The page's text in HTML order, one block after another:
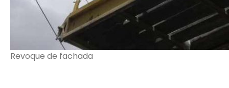
Revoque de fachada